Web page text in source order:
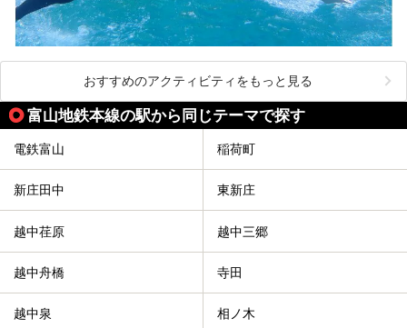
おすすめのアクティビティをもっと見る
富山地鉄本線の駅から同じテーマで探す
電鉄富山 稲荷町
新庄田中 東新庄
越中荏原 越中三郷
越中舟橋 寺田
越中泉 相ノ木